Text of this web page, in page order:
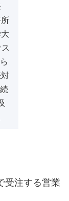
受注する営業